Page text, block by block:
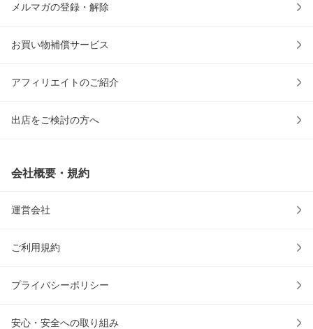
メルマガの登録・解除
お買い物補償サービス
アフィリエイトのご紹介
出店をご検討の方へ
会社概要・規約
運営会社
ご利用規約
プライバシーポリシー
安心・安全への取り組み